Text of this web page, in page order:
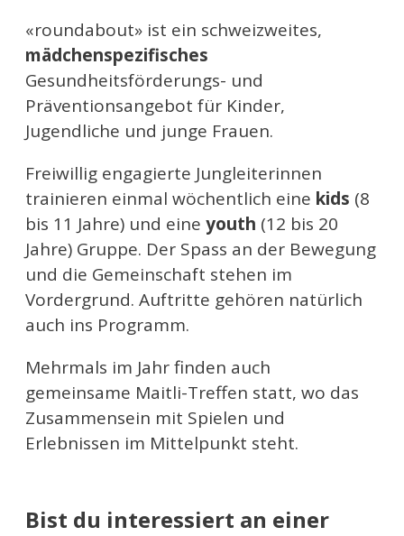
«roundabout» ist ein schweizweites,
mädchenspezifisches
Gesundheitsförderungs- und
Präventionsangebot für Kinder,
Jugendliche und junge Frauen.
Freiwillig engagierte Jungleiterinnen
trainieren einmal wöchentlich eine kids (8
bis 11 Jahre) und eine youth (12 bis 20
Jahre) Gruppe. Der Spass an der Bewegung
und die Gemeinschaft stehen im
Vordergrund. Auftritte gehören natürlich
auch ins Programm.
Mehrmals im Jahr finden auch
gemeinsame Maitli-Treffen statt, wo das
Zusammensein mit Spielen und
Erlebnissen im Mittelpunkt steht.
Bist du interessiert an einer